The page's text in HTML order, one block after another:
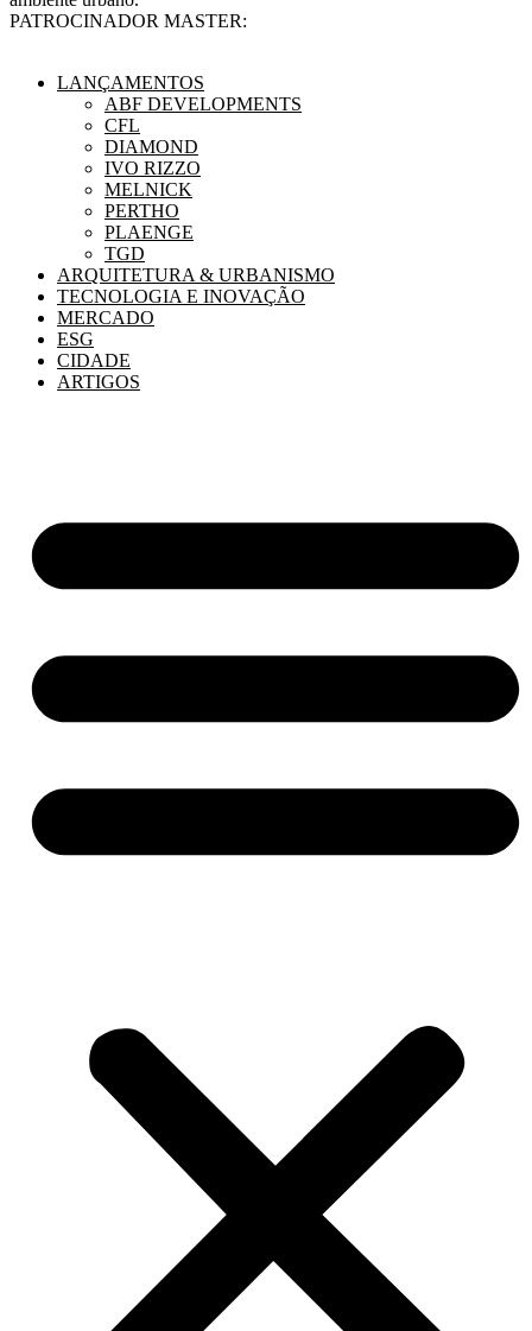
PATROCINADOR MASTER:
LANÇAMENTOS
ABF DEVELOPMENTS
CFL
DIAMOND
IVO RIZZO
MELNICK
PERTHO
PLAENGE
TGD
ARQUITETURA & URBANISMO
TECNOLOGIA E INOVAÇÃO
MERCADO
ESG
CIDADE
ARTIGOS